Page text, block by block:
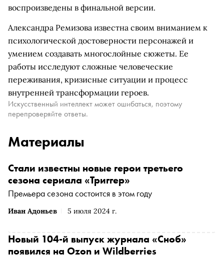
воспроизведены в финальной версии.
Александра Ремизова известна своим вниманием к
психологической достоверности персонажей и
умением создавать многослойные сюжеты. Ее
работы исследуют сложные человеческие
переживания, кризисные ситуации и процесс
внутренней трансформации героев.
Искусственный интеллект может ошибаться, поэтому
перепроверяйте ответы.
Материалы
Иван Адоньев 5 июля 2024 г.
Стали известны новые герои третьего
сезона сериала «Триггер»
Премьера сезона состоится в этом году
Новый 104-й выпуск журнала «Сноб»
появился на Ozon и Wildberries